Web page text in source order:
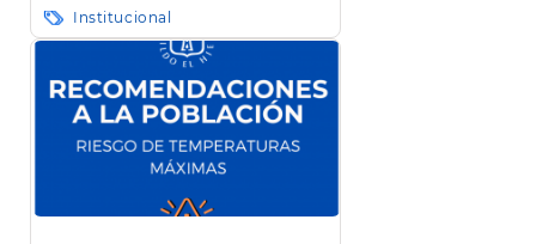
Hierro"
Institucional